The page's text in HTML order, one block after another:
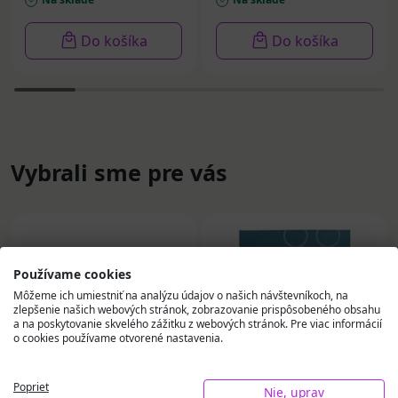
Do košíka Do košíka
Vybrali sme pre vás
Používame cookies
Môžeme ich umiestniť na analýzu údajov o našich návštevníkoch, na
zlepšenie našich webových stránok, zobrazovanie prispôsobeného obsahu
a na poskytovanie skvelého zážitku z webových stránok. Pre viac informácií
o cookies používame otvorené nastavenia.
Poprieť
Nie, uprav